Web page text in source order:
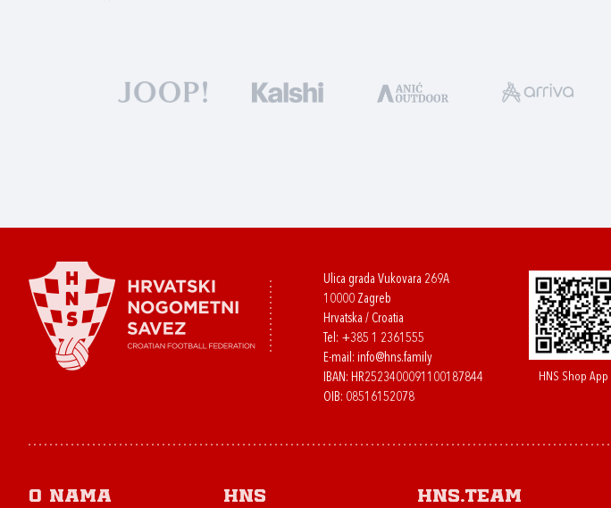
Ulica grada Vukovara 269A
10000 Zagreb
Hrvatska / Croatia
Tel: +385 1 2361555
E-mail: info@hns.family
IBAN: HR2523400091100187844
OIB: 08516152078
HNS Shop App
O nama HNS HNS.team